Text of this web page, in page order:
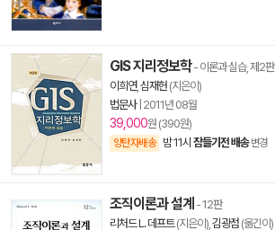
GIS 지리정보학- 이론과 실습, 제2판
이희연, 심재헌 (지은이)
법문사| 2011년 08월
39,000원 (390원)
양탄자배송 밤 11시 잠들기전 배송 변경
조직이론과 설계 - 12판
리처드 L. 데프트(지은이), 김광점 (옮긴이)